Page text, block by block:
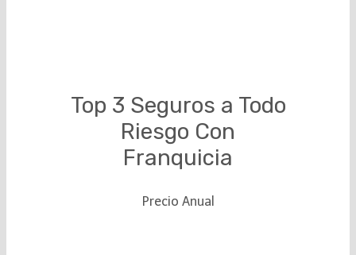
Top 3 Seguros a Todo
Riesgo Con
Franquicia
Precio Anual